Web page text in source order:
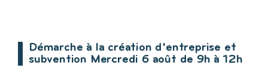
Démarche à la création d'entreprise et
subvention Mercredi 6 août de 9h à 12h